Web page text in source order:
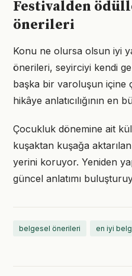
Festivalden
önerileri
Konu ne olursa olsun iyi
önerileri, seyirciyi kendi
başka bir varoluşun içine
hikâye anlatıcılığının en
Çocukluk dönemine ait
kuşaktan kuşağa
yerini koruyor. Yeniden
güncel anlatımı
belgesel önerileri en iyi